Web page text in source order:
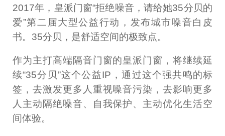
2017年，皇派门窗“拒绝噪音，请给她35分贝的
爱”第二届大型公益行动，发布城市噪音白皮
书。35分贝，是舒适空间的极致点。
作为主打高端隔音门窗的皇派门窗，将继续延
续“35分贝”这个公益IP，通过这个强共鸣的标
签，去激发更多人重视噪音污染，去影响更多
人主动隔绝噪音、自我保护、主动优化生活空
间体验。